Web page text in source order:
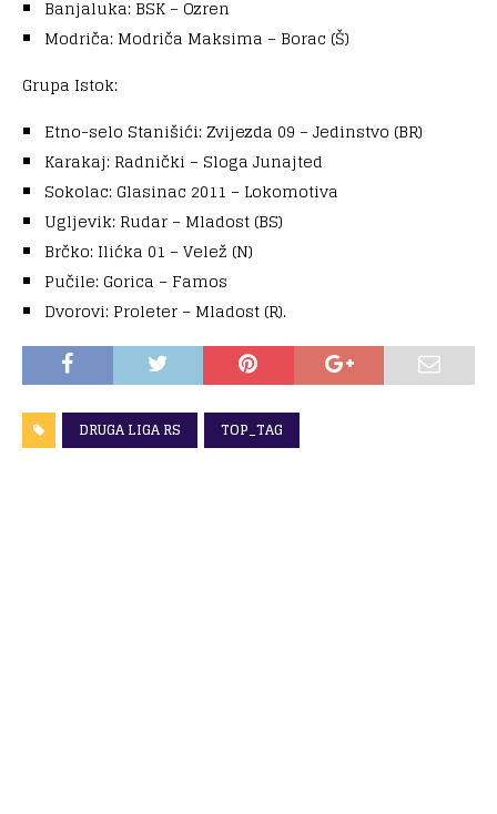
Banjaluka: BSK – Ozren
Modriča: Modriča Maksima – Borac (Š)
Grupa Istok:
Etno-selo Stanišići: Zvijezda 09 – Jedinstvo (BR)
Karakaj: Radnički – Sloga Junajted
Sokolac: Glasinac 2011 – Lokomotiva
Ugljevik: Rudar – Mladost (BS)
Brčko: Ilićka 01 – Velež (N)
Pučile: Gorica – Famos
Dvorovi: Proleter – Mladost (R).
DRUGA LIGA RS TOP_TAG